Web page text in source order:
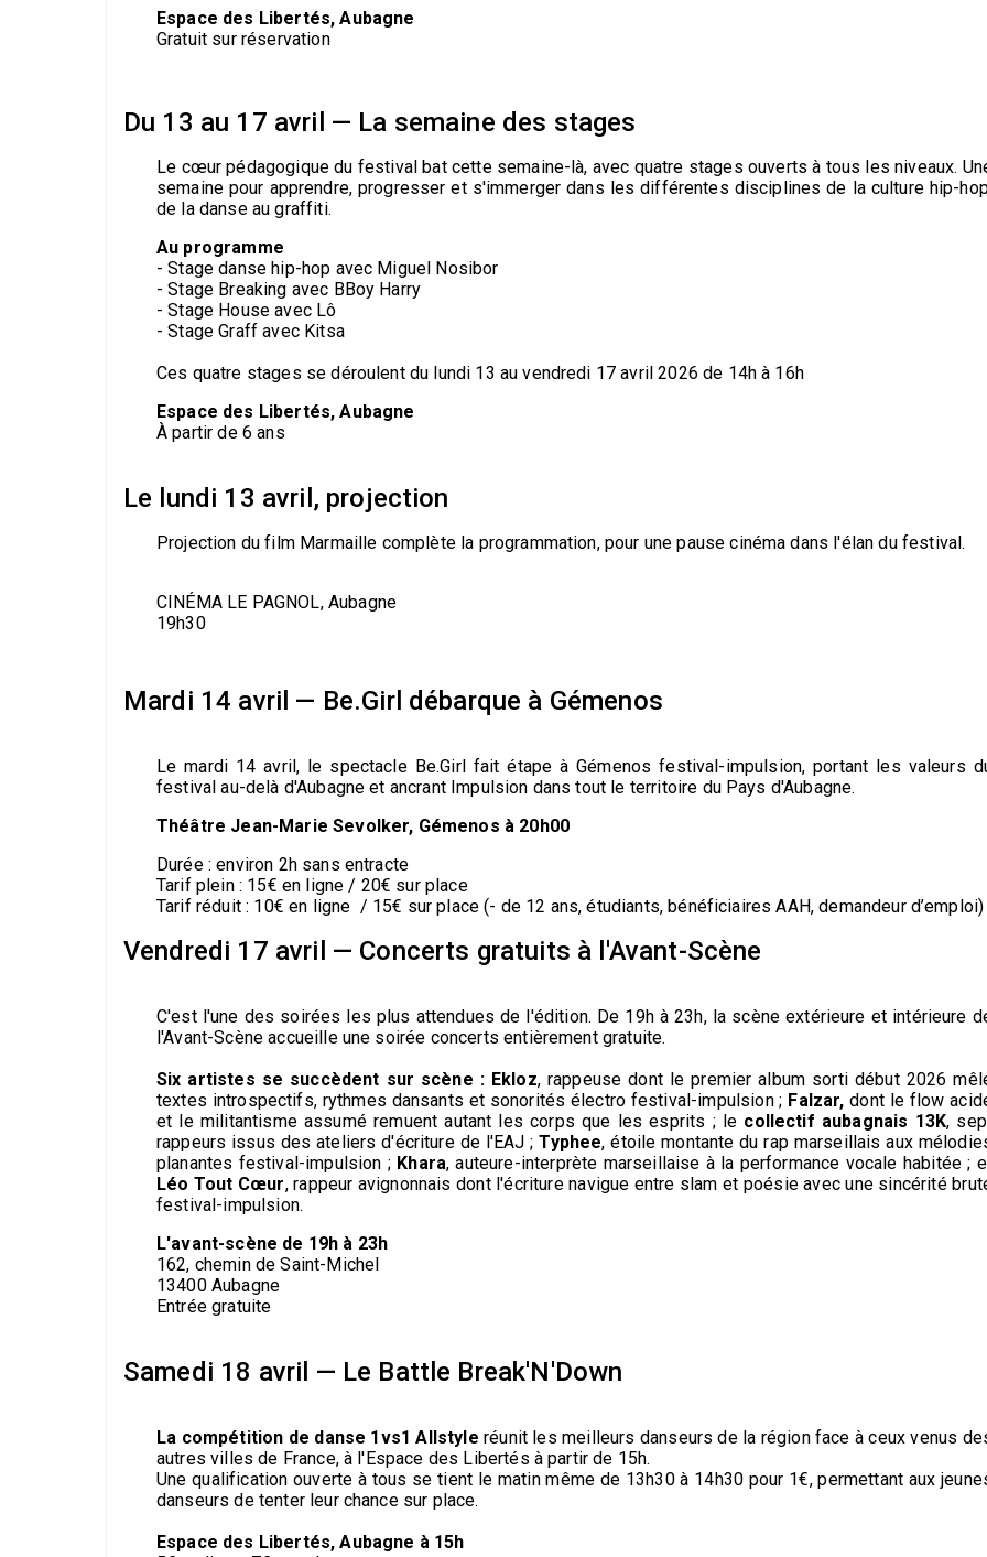
Espace des Libertés, Aubagne
Gratuit sur réservation
Du 13 au 17 avril — La semaine des stages
Le cœur pédagogique du festival bat cette semaine-là, avec quatre stages ouverts à tous les niveaux.
semaine pour apprendre, progresser et s'immerger dans les différentes disciplines de la culture hip-
de la danse au graffiti.
Au programme
- Stage danse hip-hop avec Miguel Nosibor
- Stage Breaking avec BBoy Harry
- Stage House avec Lô
- Stage Graff avec Kitsa
Ces quatre stages se déroulent du lundi 13 au vendredi 17 avril 2026 de 14h à 16h
Espace des Libertés, Aubagne
À partir de 6 ans
Le lundi 13 avril, projection
Projection du film Marmaille complète la programmation, pour une pause cinéma dans l'élan du festival.
CINÉMA LE PAGNOL, Aubagne
19h30
Mardi 14 avril — Be.Girl débarque à Gémenos
Le mardi 14 avril, le spectacle Be.Girl fait étape à Gémenos festival-impulsion, portant les valeurs
festival au-delà d'Aubagne et ancrant Impulsion dans tout le territoire du Pays d'Aubagne.
Théâtre Jean-Marie Sevolker, Gémenos à 20h00
Durée : environ 2h sans entracte
Tarif plein : 15€ en ligne / 20€ sur place
Tarif réduit : 10€ en ligne / 15€ sur place (- de 12 ans, étudiants, bénéficiaires AAH, demandeur d’emploi)
Vendredi 17 avril — Concerts gratuits à l'Avant-Scène
C'est l'une des soirées les plus attendues de l'édition. De 19h à 23h, la scène extérieure et intérieure
l'Avant-Scène accueille une soirée concerts entièrement gratuite.
Six artistes se succèdent sur scène : Ekloz, rappeuse dont le premier album sorti début 2026
textes introspectifs, rythmes dansants et sonorités électro festival-impulsion ; Falzar, dont le flow
et le militantisme assumé remuent autant les corps que les esprits ; le collectif aubagnais 13K,
rappeurs issus des ateliers d'écriture de l'EAJ ;Typhee, étoile montante du rap marseillais aux
planantes festival-impulsion ; Khara, auteure-interprète marseillaise à la performance vocale habitée ;
Léo Tout Cœur, rappeur avignonnais dont l'écriture navigue entre slam et poésie avec une sincérité
festival-impulsion.
L'avant-scène de 19h à 23h
162, chemin de Saint-Michel
13400 Aubagne
Entrée gratuite
Samedi 18 avril — Le Battle Break'N'Down
La compétition de danse 1vs1 Allstyle réunit les meilleurs danseurs de la région face à ceux venus
autres villes de France, à l'Espace des Libertés à partir de 15h.
Une qualification ouverte à tous se tient le matin même de 13h30 à 14h30 pour 1€, permettant aux
danseurs de tenter leur chance sur place.
Espace des Libertés, Aubagne à 15h